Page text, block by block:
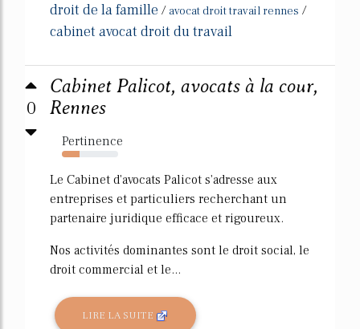
droit de la famille / avocat droit travail rennes /
cabinet avocat droit du travail
0
Cabinet Palicot, avocats à la cour,
Rennes
Pertinence
31%
Le Cabinet d'avocats Palicot s'adresse aux
entreprises et particuliers recherchant un
partenaire juridique efficace et rigoureux.
Nos activités dominantes sont le droit social, le
droit commercial et le...
LIRE LA SUITE